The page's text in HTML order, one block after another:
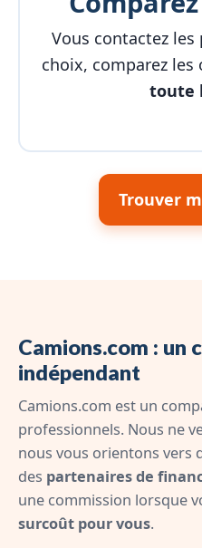
Vous contactez
choix, comparez les
toute
Trouver
Camions.com : un
indépendant
Camions.com est un
professionnels. Nous ne
nous vous orientons vers
des partenaires de
une commission lorsque
surcoût pour vous.